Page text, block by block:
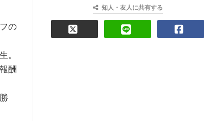
の
。
酬
知人・友人に共有する